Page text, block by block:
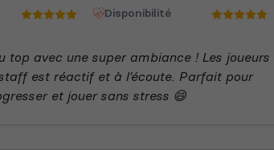
Disponibilité
top avec une super ambiance ! Les joueurs
est réactif et à l’écoute. Parfait pour
et jouer sans stress 😄